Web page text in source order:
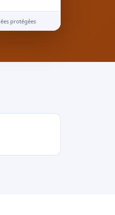
protégées